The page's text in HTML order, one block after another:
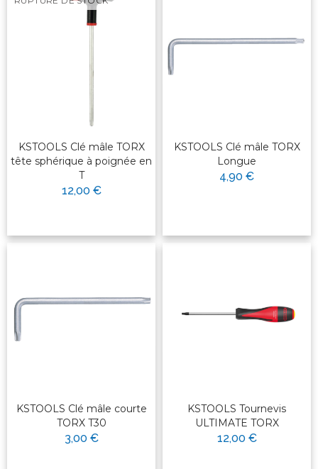
KSTOOLS Clé mâle TORX
tête sphérique à poignée en
T
12,00 €
KSTOOLS Clé mâle TORX
Longue
4,90 €
KSTOOLS Clé mâle courte
TORX T30
3,00 €
KSTOOLS Tournevis
ULTIMATE TORX
12,00 €